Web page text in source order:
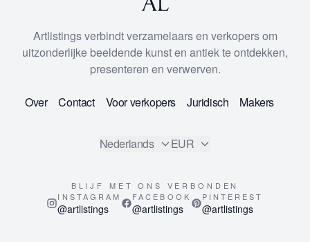
Artlistings verbindt verzamelaars en verkopers om
uitzonderlijke beeldende kunst en antiek te ontdekken,
presenteren en verwerven.
Over Contact Voor verkopers Juridisch Makers
Nederlands EUR
BLIJF MET ONS VERBONDEN
INSTAGRAM
@artlistings
FACEBOOK
@artlistings
PINTEREST
@artlistings